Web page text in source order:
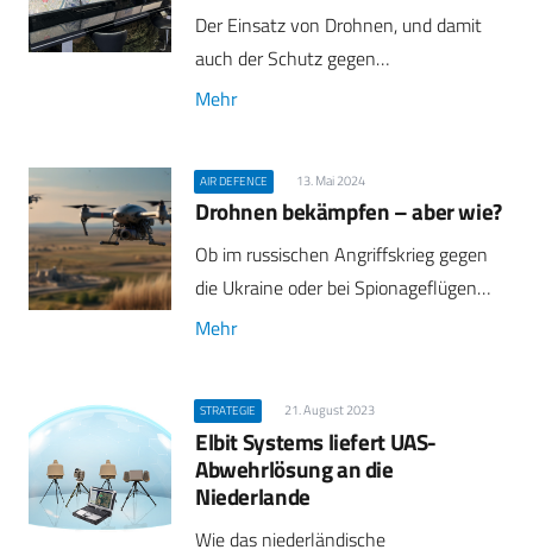
Der Einsatz von Drohnen, und damit
auch der Schutz gegen…
Mehr
AIR DEFENCE 13. Mai 2024
Drohnen bekämpfen – aber wie?
Ob im russischen Angriffskrieg gegen
die Ukraine oder bei Spionageflügen…
Mehr
STRATEGIE 21. August 2023
Elbit Systems liefert UAS-
Abwehrlösung an die
Niederlande
Wie das niederländische